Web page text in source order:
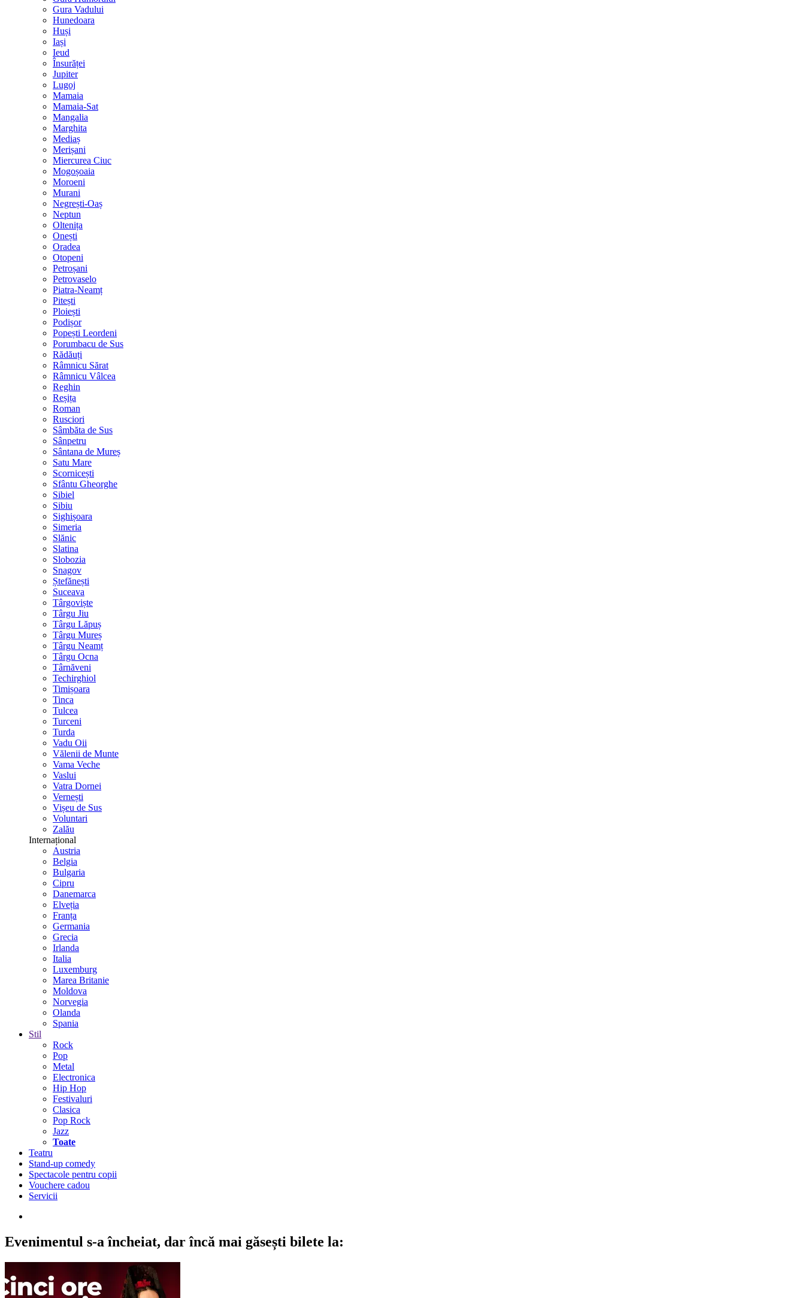
Gura Vadului
Hunedoara
Huși
Iași
Ieud
Însurăței
Jupiter
Lugoj
Mamaia
Mamaia-Sat
Mangalia
Marghita
Mediaș
Merișani
Miercurea Ciuc
Mogoșoaia
Moroeni
Murani
Negrești-Oaș
Neptun
Oltenița
Onești
Oradea
Otopeni
Petroșani
Petrovaselo
Piatra-Neamț
Pitești
Ploiești
Podișor
Popești Leordeni
Porumbacu de Sus
Rădăuți
Râmnicu Sărat
Râmnicu Vâlcea
Reghin
Reșița
Roman
Rusciori
Sâmbăta de Sus
Sânpetru
Sântana de Mureș
Satu Mare
Scornicești
Sfântu Gheorghe
Sibiel
Sibiu
Sighișoara
Simeria
Slănic
Slatina
Slobozia
Snagov
Ștefănești
Suceava
Târgoviște
Târgu Jiu
Târgu Lăpuș
Târgu Mureș
Târgu Neamț
Târgu Ocna
Târnăveni
Techirghiol
Timișoara
Tinca
Tulcea
Turceni
Turda
Vadu Oii
Vălenii de Munte
Vama Veche
Vaslui
Vatra Dornei
Vernești
Vișeu de Sus
Voluntari
Zalău
Internațional
Austria
Belgia
Bulgaria
Cipru
Danemarca
Elveția
Franța
Germania
Grecia
Irlanda
Italia
Luxemburg
Marea Britanie
Moldova
Norvegia
Olanda
Spania
Stil
Rock
Pop
Metal
Electronica
Hip Hop
Festivaluri
Clasica
Pop Rock
Jazz
Toate
Teatru
Stand-up comedy
Spectacole pentru copii
Vouchere cadou
Servicii
Evenimentul s-a încheiat, dar încă mai găsești bilete la: